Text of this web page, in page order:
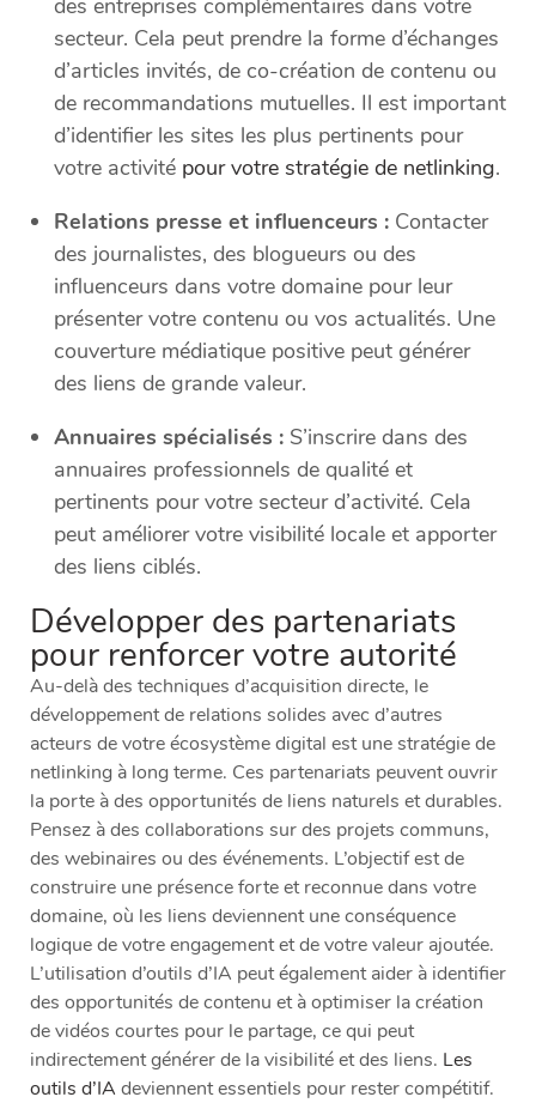
secteur. Cela peut prendre la forme d’échanges
d’articles invités, de co-création de contenu ou
de recommandations mutuelles. Il est important
d’identifier les sites les plus pertinents pour
votre activité pour votre stratégie de netlinking.
Relations presse et influenceurs : Contacter
des journalistes, des blogueurs ou des
influenceurs dans votre domaine pour leur
présenter votre contenu ou vos actualités. Une
couverture médiatique positive peut générer
des liens de grande valeur.
Annuaires spécialisés : S’inscrire dans des
annuaires professionnels de qualité et
pertinents pour votre secteur d’activité. Cela
peut améliorer votre visibilité locale et apporter
des liens ciblés.
Développer des partenariats
pour renforcer votre autorité
Au-delà des techniques d’acquisition directe, le
développement de relations solides avec d’autres
acteurs de votre écosystème digital est une stratégie de
netlinking à long terme. Ces partenariats peuvent ouvrir
la porte à des opportunités de liens naturels et durables.
Pensez à des collaborations sur des projets communs,
des webinaires ou des événements. L’objectif est de
construire une présence forte et reconnue dans votre
domaine, où les liens deviennent une conséquence
logique de votre engagement et de votre valeur ajoutée.
L’utilisation d’outils d’IA peut également aider à identifier
des opportunités de contenu et à optimiser la création
de vidéos courtes pour le partage, ce qui peut
indirectement générer de la visibilité et des liens. Les
outils d’IA deviennent essentiels pour rester compétitif.